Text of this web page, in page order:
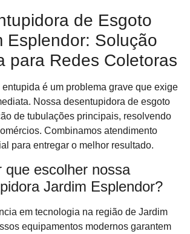
de Esgoto
Esplendor: Solução
para Redes Coletoras
entupida é um problema grave que exige
Nossa desentupidora de esgoto
de tubulações principais, resolvendo
Combinamos atendimento
para entregar o melhor resultado.
que escolher nossa
Jardim Esplendor?
em tecnologia na região de Jardim
equipamentos modernos garantem